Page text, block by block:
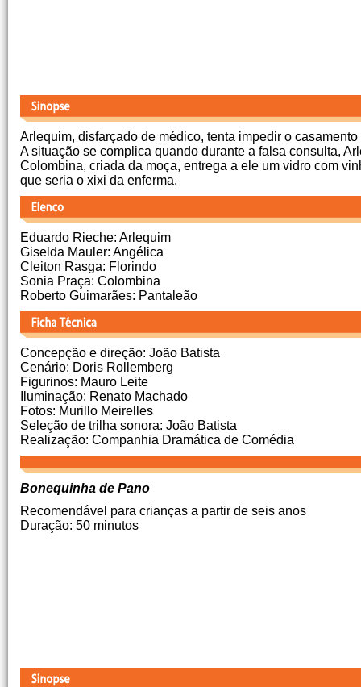
Arlequim, disfarçado de médico, tenta impedir o
A situação se complica quando durante a falsa consulta,
Colombina, criada da moça, entrega a ele um vidro com
que seria o xixi da enferma.
Eduardo Rieche: Arlequim
Giselda Mauler: Angélica
Cleiton Rasga: Florindo
Sonia Praça: Colombina
Roberto Guimarães: Pantaleão
Concepção e direção: João Batista
Cenário: Doris Rollemberg
Figurinos: Mauro Leite
Iluminação: Renato Machado
Fotos: Murillo Meirelles
Seleção de trilha sonora: João Batista
Realização: Companhia Dramática de Comédia
Bonequinha de Pano
Recomendável para crianças a partir de seis anos
Duração: 50 minutos